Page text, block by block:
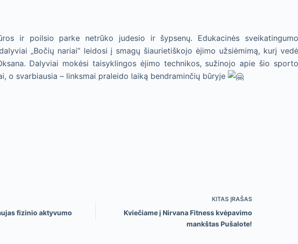
ir poilsio parke netrūko judesio ir šypsenų. Edukacinės sveikatingumo
„Bočių nariai” leidosi į smagų šiaurietiškojo ėjimo užsiėmimą, kurį vedė
Dalyviai mokėsi taisyklingos ėjimo technikos, sužinojo apie šio sporto
o svarbiausia – linksmai praleido laiką bendraminčių būryje
fizinio aktyvumo
KITAS ĮRAŠAS
Kviečiame į Nirvana Fitness kvėpavimo
mankštas Pušalote!